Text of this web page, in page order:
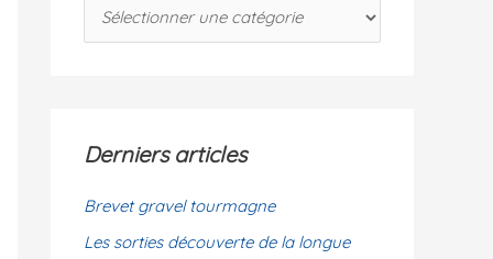
h
a
r
Derniers articles
Brevet gravel tourmagne
Les sorties découverte de la longue